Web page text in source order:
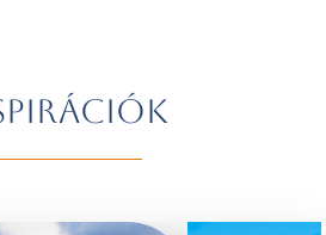
Brazíliáról
az indulási
természeti
vidék hangulata is